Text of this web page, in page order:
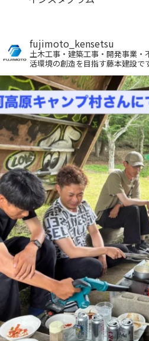
fujimoto_kensetsu
土木工事・建築工事・開発事業
活環境の創造を目指す藤本建設で